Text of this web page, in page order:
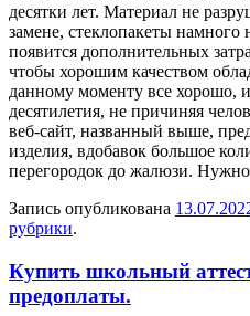
десятки лет. Материал не
замене, стеклопакеты намного
появится дополнительных
чтобы хорошим качеством
данному моменту все хорошо,
десятилетия, не причиняя
веб-сайт, названный выше,
изделия, вдобавок большое
перегородок до жалюзи. Нужно
Запись опубликована
рубрики.
Купить школьный
предоплаты.